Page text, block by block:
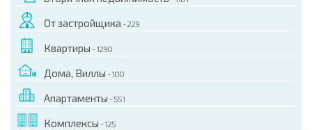
От застройщика - 229
Квартиры - 1290
Дома, Виллы - 100
Апартаменты - 551
Комплексы - 125